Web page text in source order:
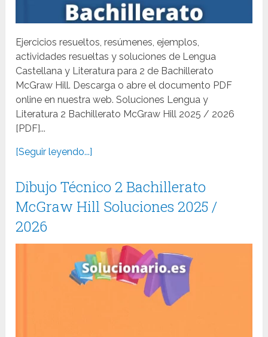
Ejercicios resueltos, resúmenes, ejemplos,
actividades resueltas y soluciones de Lengua
Castellana y Literatura para 2 de Bachillerato
McGraw Hill. Descarga o abre el documento PDF
online en nuestra web. Soluciones Lengua y
Literatura 2 Bachillerato McGraw Hill 2025 / 2026
[PDF]...
[Seguir leyendo...]
Dibujo Técnico 2 Bachillerato
McGraw Hill Soluciones 2025 /
2026